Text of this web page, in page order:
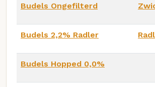
Budels Ongefilterd
Budels 2,2% Radler
Budels Hopped 0,0%